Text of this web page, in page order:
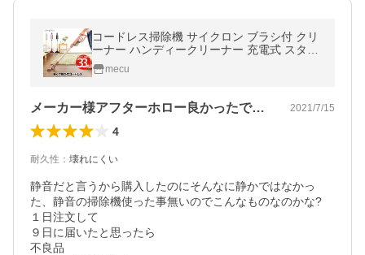
コードレス掃除機 サイクロン ブラシ付 クリ
ーナー ハンディークリーナー 充電式 スタン
ド 洗える パワーヘッド スティック 紙パック
不要 軽量 おしゃれ 家電
mecu
メーカー様アフターホロー良かったです。 2021/7/15
4
耐久性 ： 壊れにくい
静音だと言うから購入したのにそんなに静かではなかっ
た、静音の掃除機使った事無いのでこんなものなのかな?
１日注文して
９日に届いたと思ったら
不良品